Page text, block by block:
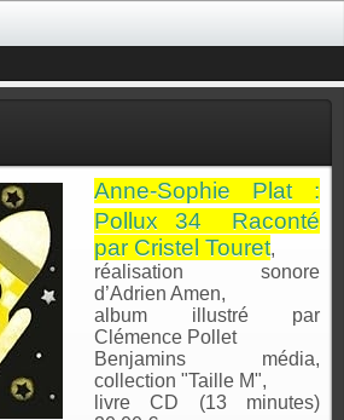
Anne-Sophie Plat :
Pollux 34 Raconté
par Cristel Touret,
réalisation sonore
d’Adrien Amen,
album illustré par
Clémence Pollet
Benjamins média,
collection "Taille M",
livre CD (13 minutes)